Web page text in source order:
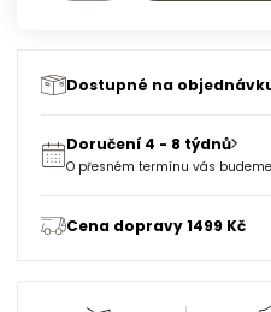
Dostupné na
Doručení 4 - 8 týdnů
O přesném termínu vás
Cena dopravy 1499 Kč